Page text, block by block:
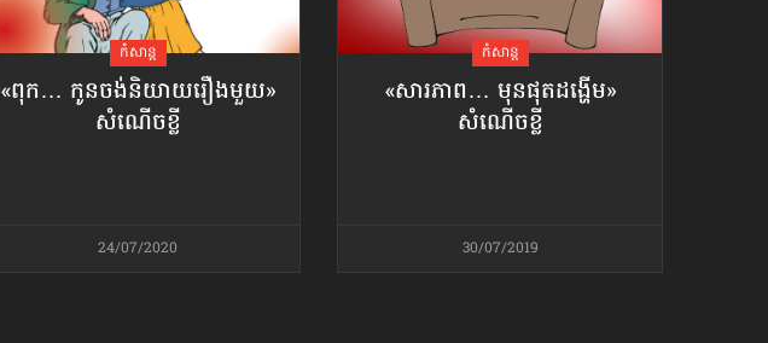
កំសាន្ដ
«ពុក… កូនចង់​និយាយ​រឿងមួយ»
សំណើចខ្លី
24/07/2020
កំសាន្ដ
«សារភាព… មុនផុតដង្ហើម»
សំណើចខ្លី
30/07/2019